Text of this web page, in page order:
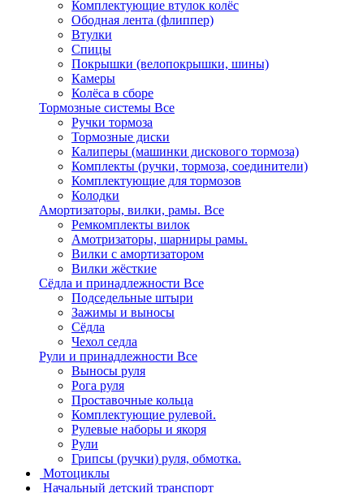
Комплектующие втулок колёс
Ободная лента (флиппер)
Втулки
Спицы
Покрышки (велопокрышки, шины)
Камеры
Колёса в сборе
Тормозные системы Все
Ручки тормоза
Тормозные диски
Калиперы (машинки дискового тормоза)
Комплекты (ручки, тормоза, соединители)
Комплектующие для тормозов
Колодки
Амортизаторы, вилки, рамы. Все
Ремкомплекты вилок
Амотризаторы, шарниры рамы.
Вилки с амортизатором
Вилки жёсткие
Сёдла и принадлежности Все
Подседельные штыри
Зажимы и выносы
Сёдла
Чехол седла
Рули и принадлежности Все
Выносы руля
Рога руля
Проставочные кольца
Комплектующие рулевой.
Рулевые наборы и якоря
Рули
Грипсы (ручки) руля, обмотка.
Мотоциклы
Начальный детский транспорт